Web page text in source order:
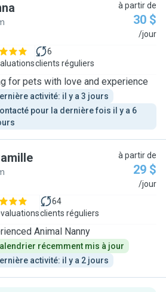
à partir de
30 $
/jour
6
clients réguliers
for pets with love and experience
activité: il y a 3 jours
pour la dernière fois il y a 6
à partir de
29 $
/jour
64
clients réguliers
Animal Nanny
récemment mis à jour
activité: il y a 2 jours